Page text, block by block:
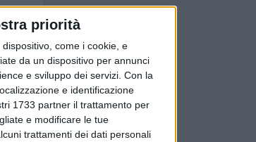
priorità
come i cookie, e
da un dispositivo per annunci
e sviluppo dei servizi. Con la
e identificazione
1733 partner il trattamento per
e modificare le tue
trattamenti dei dati personali